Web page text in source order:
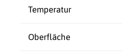
Temperatur
Oberfläche